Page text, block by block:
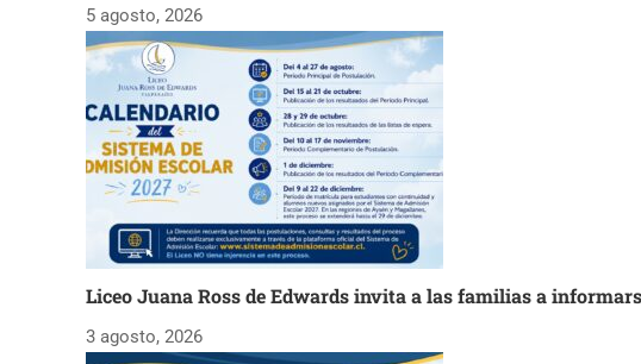
5 agosto, 2026
Liceo Juana Ross de Edwards invita a las familias a
3 agosto, 2026